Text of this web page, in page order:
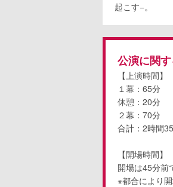
起こす−。
公演に関
【上演時間】
１幕：65分
休憩：20分
２幕：70分
合計：2時間
【開場時間】
開場は45分前
※都合により